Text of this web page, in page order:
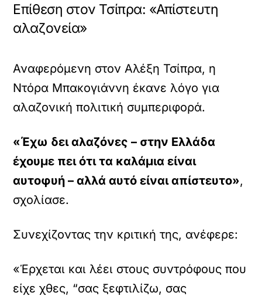
Επίθεση στον Τσίπρα: «Απίστευτη
αλαζονεία»
Αναφερόμενη στον Αλέξη Τσίπρα, η
Ντόρα Μπακογιάννη έκανε λόγο για
αλαζονική πολιτική συμπεριφορά.
«Έχω δει αλαζόνες – στην Ελλάδα
έχουμε πει ότι τα καλάμια είναι
αυτοφυή – αλλά αυτό είναι απίστευτο»,
σχολίασε.
Συνεχίζοντας την κριτική της, ανέφερε:
«Έρχεται και λέει στους συντρόφους που
είχε χθες, “σας ξεφτιλίζω, σας